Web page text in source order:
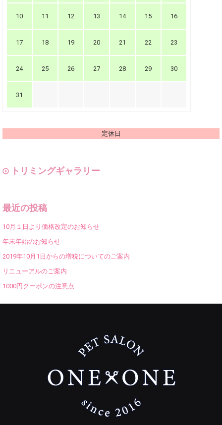
10 11 12 13 14 15 16
17 18 19 20 21 22 23
24 25 26 27 28 29 30
31
定休日
トリミングギャラリー
最近の投稿
10月１日より価格改定のお知らせ
年末年始のお知らせ
2019年10月1日からの増税についてのご案内
リニューアルのご案内
1000円クーポンの注意点